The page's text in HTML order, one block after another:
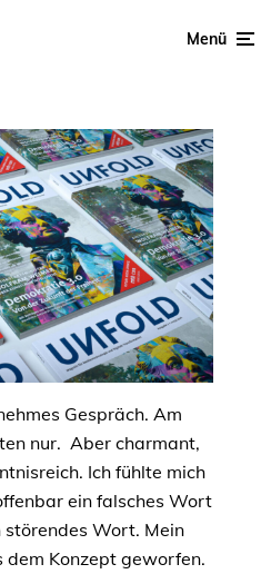
Menü
Gespräch. Am
nur. Aber charmant,
Ich fühlte mich
ein falsches Wort
Wort. Mein
dem Konzept geworfen.